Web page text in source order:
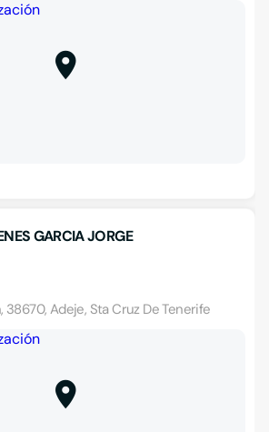
GARCIA JORGE
38670, Adeje, Sta Cruz De Tenerife